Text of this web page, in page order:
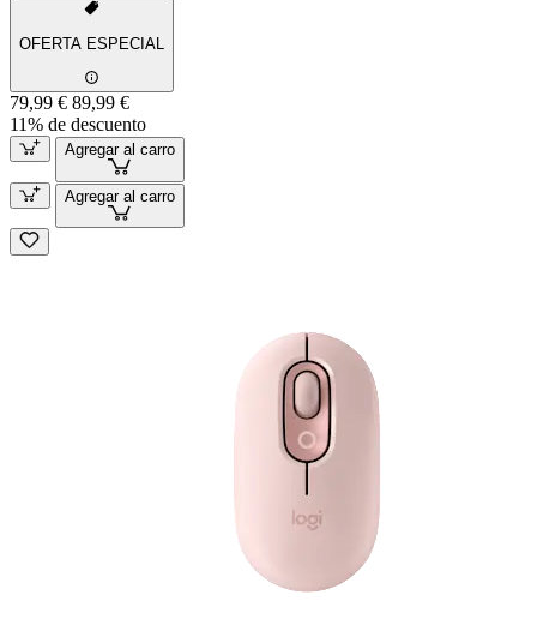
OFERTA ESPECIAL
79,99 € 89,99 €
11% de descuento
Agregar al carro
Agregar al carro